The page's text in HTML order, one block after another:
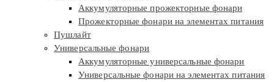
Аккумуляторные прожекторные фонари
Прожекторные фонари на элементах питания
Пушлайт
Универсальные фонари
Аккумуляторные универсальные фонари
Универсальные фонари на элементах питания